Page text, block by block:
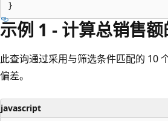
示例 1 - 计算总销售
此查询通过采用与筛选条件匹配的 10
偏差。
javascript